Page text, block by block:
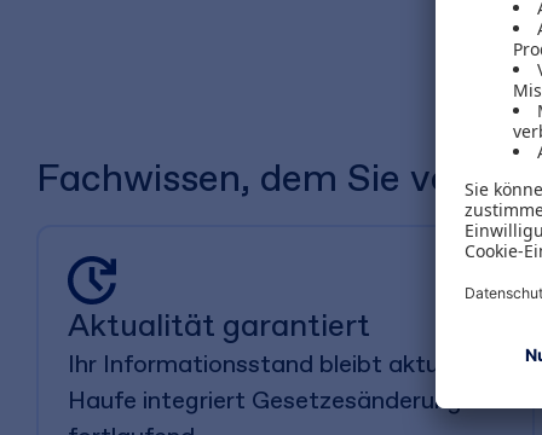
Fachwissen, dem Sie
Aktualität garantiert
Ihr Informationsstand bleibt aktuell.
Haufe integriert Gesetzesänderungen